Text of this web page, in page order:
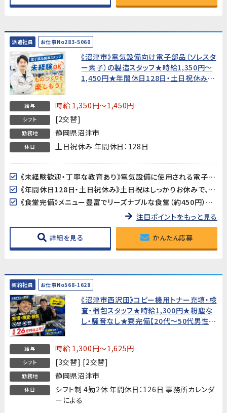
派遣社員 お仕事No283-5060
《沼津市》電気設備向け電子部品（ソレスタ
ー素子）の製造スタッフ★時給1,350円〜
1,450円★年間休日128日・土日祝休み
給与 時給 1,350円～1,450円
シフト [2交替]
勤務地 静岡県沼津市
休日 土日祝休み 年間休日：128日
《未経験歓迎・丁寧な教育あり》電気設備に使用される電子部品の製造ですが、製造業が初めての方でも安心。丁寧な教育制度が整っており、しっかりサポートします。
《年間休日128日・土日祝休み》土日祝はしっかりお休みで、GW・夏季・年末年始の長期連休もあります。プライベートとのバランスが取りやすい環境です。
《食堂完備》メニュー豊富でリーズナブルな食堂（約450円）を利用可能。毎日のランチ準備が不要で快適です。
注目ポイントをもっと見る
詳細を見る かんたん応募
契約社員 お仕事No568-1628
《沼津市西沢田》コピー機用トナー充填・検
査・梱包スタッフ★時給1,300円★粉塵な
し・騒音なし★寮完備【20代〜50代男性活
給与 時給 1,300円～1,625円
シフト [3交替] [2交替]
勤務地 静岡県沼津市
休日
シフト制 4勤2休 年間休日：126日 事務所カレンダ
ーによる